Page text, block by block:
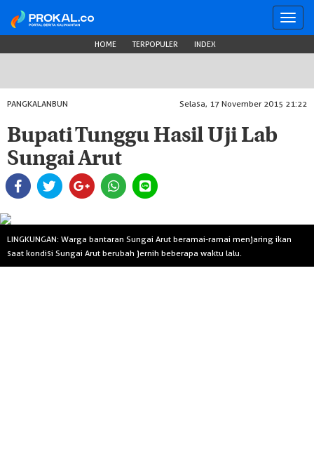
HOME TERPOPULER INDEX
PANGKALANBUN Selasa, 17 November 2015 21:22
Bupati Tunggu Hasil Uji Lab
Sungai Arut
LINGKUNGAN: Warga bantaran Sungai Arut beramai-ramai menjaring ikan
saat kondisi Sungai Arut berubah jernih beberapa waktu lalu.